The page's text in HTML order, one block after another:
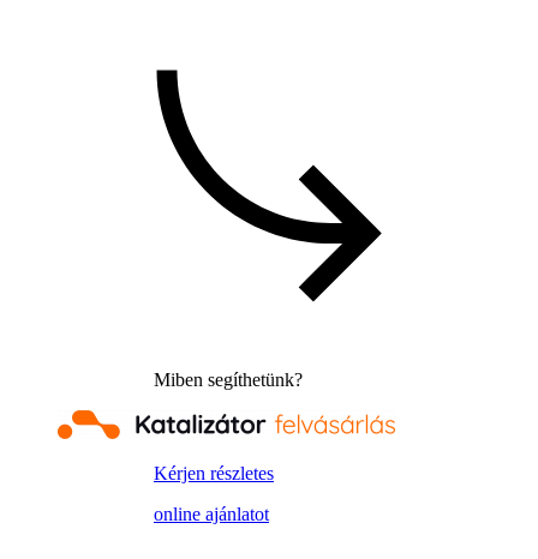
Miben segíthetünk?
Kérjen részletes
online ajánlatot